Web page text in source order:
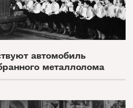
автомобиль
металлолома